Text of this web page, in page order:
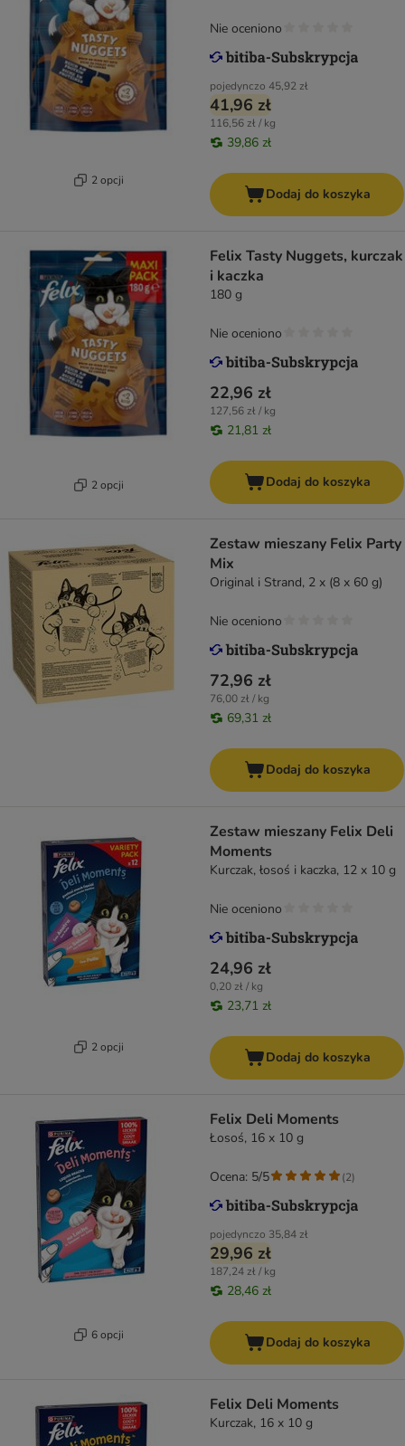
2 opcji
pojedynczo 45,92 zł
41,96 zł
116,56 zł / kg
39,86 zł
Nie oceniono
Dodaj do koszyka
2 opcji
Felix Tasty Nuggets, kurczak
i kaczka
180 g
22,96 zł
127,56 zł / kg
21,81 zł
Nie oceniono
Dodaj do koszyka
Zestaw mieszany Felix Party
Mix
Original i Strand, 2 x (8 x 60 g)
72,96 zł
76,00 zł / kg
69,31 zł
Nie oceniono
Dodaj do koszyka
2 opcji
Zestaw mieszany Felix Deli
Moments
Kurczak, łosoś i kaczka, 12 x 10 g
24,96 zł
0,20 zł / kg
23,71 zł
Nie oceniono
Dodaj do koszyka
6 opcji
Felix Deli Moments
Łosoś, 16 x 10 g
pojedynczo 35,84 zł
29,96 zł
187,24 zł / kg
28,46 zł
Ocena: 5/5 (2)
Dodaj do koszyka
Felix Deli Moments
Kurczak, 16 x 10 g